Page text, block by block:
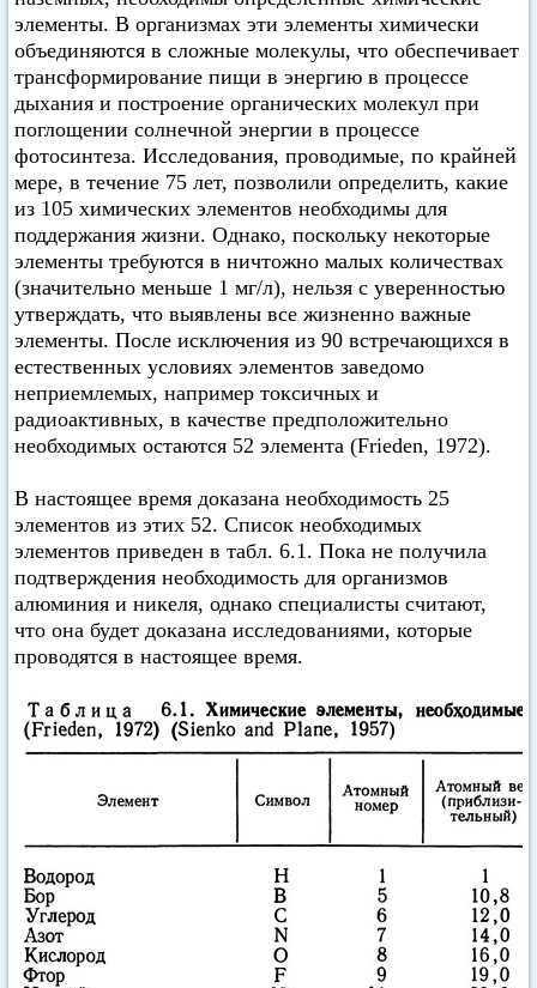
элементы. В организмах эти элементы химически
объединяются в сложные молекулы, что обеспечивает
трансформирование пищи в энергию в процессе
дыхания и построение органических молекул при
поглощении солнечной энергии в процессе
фотосинтеза. Исследования, проводимые, по крайней
мере, в течение 75 лет, позволили определить, какие
из 105 химических элементов необходимы для
поддержания жизни. Однако, поскольку некоторые
элементы требуются в ничтожно малых количествах
(значительно меньше 1 мг/л), нельзя с уверенностью
утверждать, что выявлены все жизненно важные
элементы. После исключения из 90 встречающихся в
естественных условиях элементов заведомо
неприемлемых, например токсичных и
радиоактивных, в качестве предположительно
необходимых остаются 52 элемента (Frieden, 1972).
В настоящее время доказана необходимость 25
элементов из этих 52. Список необходимых
элементов приведен в табл. 6.1. Пока не получила
подтверждения необходимость для организмов
алюминия и никеля, однако специалисты считают,
что она будет доказана исследованиями, которые
проводятся в настоящее время.